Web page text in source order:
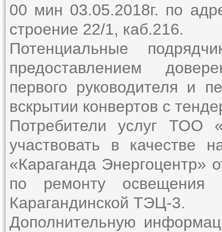
00 мин 03.05.2018г. по
строение 22/1, каб.216.
Потенциальные
предоставлением
первого руководителя и
вскрытии конвертов с
Потребители услуг ТОО
участвовать в качестве
«Караганда Энергоцентр»
по ремонту освещения
Карагандинской ТЭЦ-3.
Дополнительную